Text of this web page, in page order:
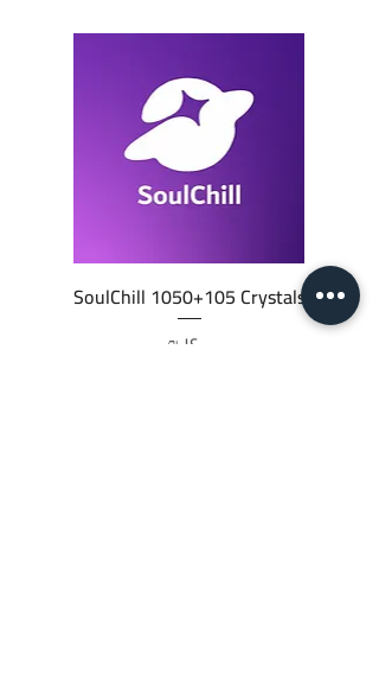
SoulChill 1050+105 Crystals
السعر